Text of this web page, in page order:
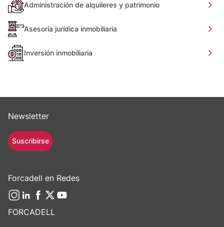
Administración de alquileres y patrimonio
Asesoría jurídica inmobiliaria
Inversión inmobiliaria
FORCADELL
Newsletter
Suscribirse
Forcadell en Redes